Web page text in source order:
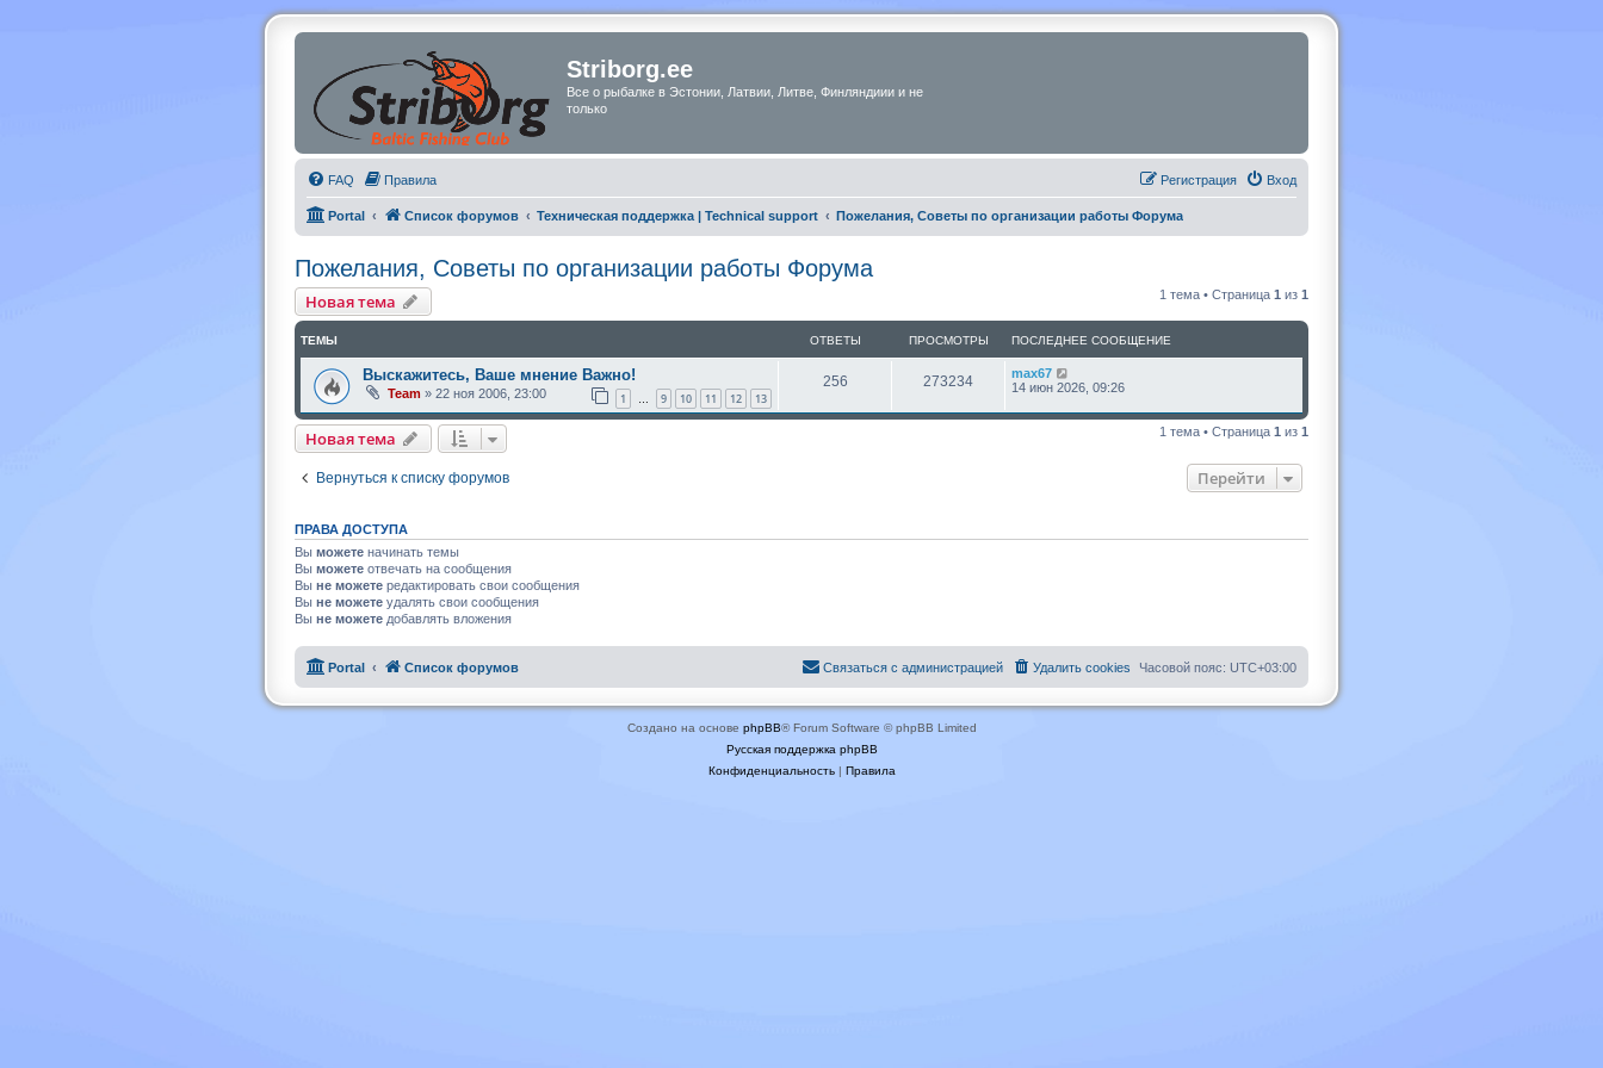
Striborg.ee
Все о рыбалке в Эстонии, Латвии, Литве, Финляндиии и не
только
FAQ Правила Вход
Регистрация
Portal Список форумов Техническая поддержка | Technical support Пожелания, Советы по организации работы Форума
Пожелания, Советы по организации работы Форума
Новая тема 1 тема • Страница 1 из 1
ТЕМЫ ОТВЕТЫ ПРОСМОТРЫ ПОСЛЕДНЕЕ СООБЩЕНИЕ
Выскажитесь, Ваше мнение Важно!
Team » 22 ноя 2006, 23:00 1 … 9 10 11 12 13
256 273234
max67
14 июн 2026, 09:26
Новая тема 1 тема • Страница 1 из 1
Вернуться к списку форумов Перейти
ПРАВА ДОСТУПА
Вы можете начинать темы
Вы можете отвечать на сообщения
Вы не можете редактировать свои сообщения
Вы не можете удалять свои сообщения
Вы не можете добавлять вложения
Portal Список форумов Часовой пояс: UTC+03:00
Удалить cookies
Связаться с администрацией
Создано на основе phpBB® Forum Software © phpBB Limited
Русская поддержка phpBB
Конфиденциальность| Правила